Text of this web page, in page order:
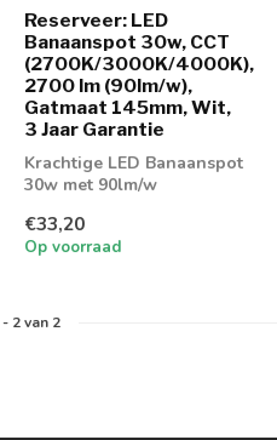
Reserveer: LED
Banaanspot 30w, CCT
(2700K/3000K/4000K),
2700 lm (90lm/w),
Gatmaat 145mm, Wit,
3 Jaar Garantie
Krachtige LED Banaanspot
30w met 90lm/w
€33,20
Op voorraad
- 2van 2